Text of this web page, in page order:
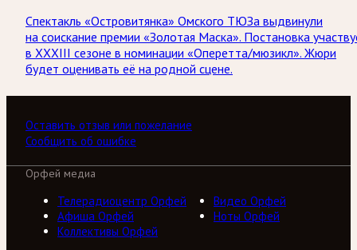
Спектакль «Островитянка» Омского ТЮЗа выдвинули
на соискание премии «Золотая Маска». Постановка
в XXXIII сезоне в номинации «Оперетта/мюзикл». Жюри
будет оценивать её на родной сцене.
Оставить отзыв или пожелание
Сообщить об ошибке
Орфей медиа
Телерадиоцентр Орфей
Видео Орфей
Афиша Орфей
Ноты Орфей
Коллективы Орфей